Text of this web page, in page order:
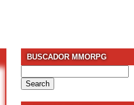
BUSCADOR MMORPG
for: